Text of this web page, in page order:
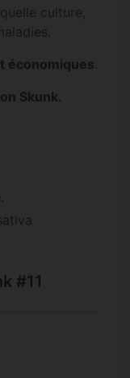
culture,
économiques.
Skunk.
#11